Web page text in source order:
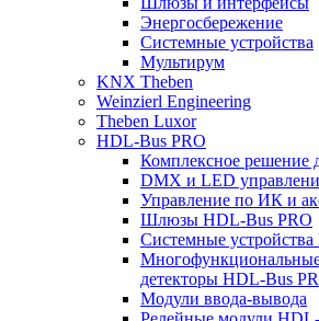
Энергосбережение
Системные устройства
Мультирум
KNX Theben
Weinzierl Engineering
Theben Luxor
HDL-Bus PRO
Комплексное решение
DMX и LED
Управление по ИК и
Шлюзы HDL-Bus PRO
Системные
детекторы HDL-Bus
Модули ввода-вывода